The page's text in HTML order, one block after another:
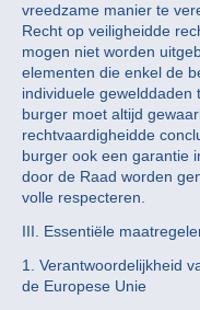
vreedzame manier te
Recht op veiligheidde
mogen niet worden
elementen die enkel de
individuele gewelddaden
burger moet altijd
rechtvaardigheidde
burger ook een garantie
door de Raad worden
volle respecteren.
III. Essentiële
1. Verantwoordelijkheid
de Europese Unie